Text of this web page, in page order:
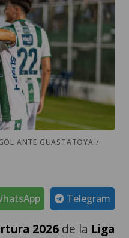
ANTE GUASTATOYA /
Telegram
2026 de la Liga